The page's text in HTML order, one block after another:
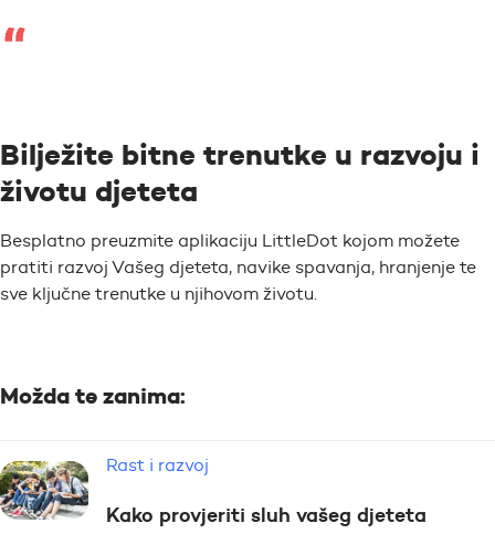
Bilježite bitne trenutke u razvoju i
životu djeteta
Besplatno preuzmite aplikaciju LittleDot kojom možete
pratiti razvoj Vašeg djeteta, navike spavanja, hranjenje te
sve ključne trenutke u njihovom životu.
Možda te zanima:
Rast i razvoj
Kako provjeriti sluh vašeg djeteta